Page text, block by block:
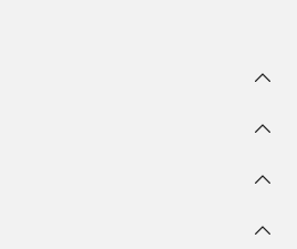
красиви декоративни
ваш дом. Жилищното ви
хармонично.
по стените за